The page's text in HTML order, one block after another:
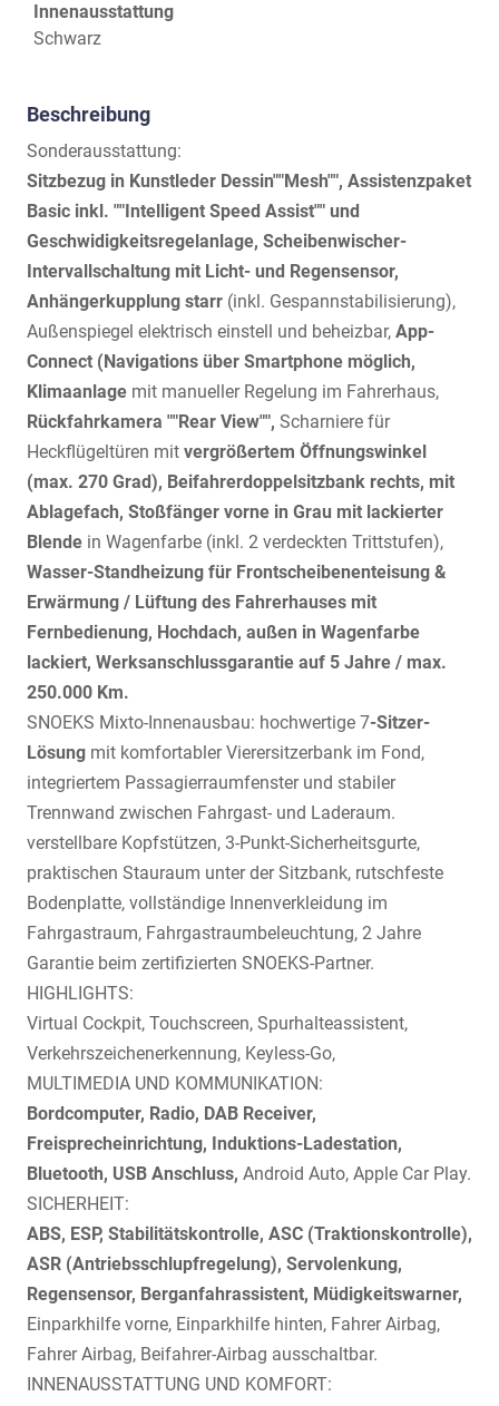
Innenausstattung
Schwarz
Beschreibung
Sonderausstattung:
Sitzbezug in Kunstleder Dessin""Mesh"", Assistenzpaket
Basic inkl. ""Intelligent Speed Assist"" und
Geschwidigkeitsregelanlage, Scheibenwischer-
Intervallschaltung mit Licht- und Regensensor,
Anhängerkupplung starr (inkl. Gespannstabilisierung),
Außenspiegel elektrisch einstell und beheizbar, App-
Connect (Navigations über Smartphone möglich,
Klimaanlage mit manueller Regelung im Fahrerhaus,
Rückfahrkamera ""Rear View"", Scharniere für
Heckflügeltüren mit vergrößertem Öffnungswinkel
(max. 270 Grad), Beifahrerdoppelsitzbank rechts, mit
Ablagefach, Stoßfänger vorne in Grau mit lackierter
Blende in Wagenfarbe (inkl. 2 verdeckten Trittstufen),
Wasser-Standheizung für Frontscheibenenteisung &
Erwärmung / Lüftung des Fahrerhauses mit
Fernbedienung, Hochdach, außen in Wagenfarbe
lackiert, Werksanschlussgarantie auf 5 Jahre / max.
250.000 Km.
SNOEKS Mixto-Innenausbau: hochwertige 7-Sitzer-
Lösung mit komfortabler Vierersitzerbank im Fond,
integriertem Passagierraumfenster und stabiler
Trennwand zwischen Fahrgast- und Laderaum.
verstellbare Kopfstützen, 3-Punkt-Sicherheitsgurte,
praktischen Stauraum unter der Sitzbank, rutschfeste
Bodenplatte, vollständige Innenverkleidung im
Fahrgastraum, Fahrgastraumbeleuchtung, 2 Jahre
Garantie beim zertifizierten SNOEKS-Partner.
HIGHLIGHTS:
Virtual Cockpit, Touchscreen, Spurhalteassistent,
Verkehrszeichenerkennung, Keyless-Go,
MULTIMEDIA UND KOMMUNIKATION:
Bordcomputer, Radio, DAB Receiver,
Freisprecheinrichtung, Induktions-Ladestation,
Bluetooth, USB Anschluss, Android Auto, Apple Car Play.
SICHERHEIT:
ABS, ESP, Stabilitätskontrolle, ASC (Traktionskontrolle),
ASR (Antriebsschlupfregelung), Servolenkung,
Regensensor, Berganfahrassistent, Müdigkeitswarner,
Einparkhilfe vorne, Einparkhilfe hinten, Fahrer Airbag,
Fahrer Airbag, Beifahrer-Airbag ausschaltbar.
INNENAUSSTATTUNG UND KOMFORT: